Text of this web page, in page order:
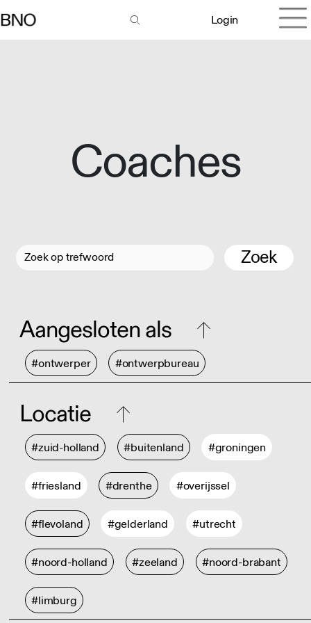
Login
Coaches
Zoek
Aangesloten als
#ontwerper #ontwerpbureau
Locatie
#zuid-holland #buitenland #groningen
#friesland #drenthe #overijssel
#flevoland #gelderland #utrecht
#noord-holland #zeeland #noord-brabant
#limburg